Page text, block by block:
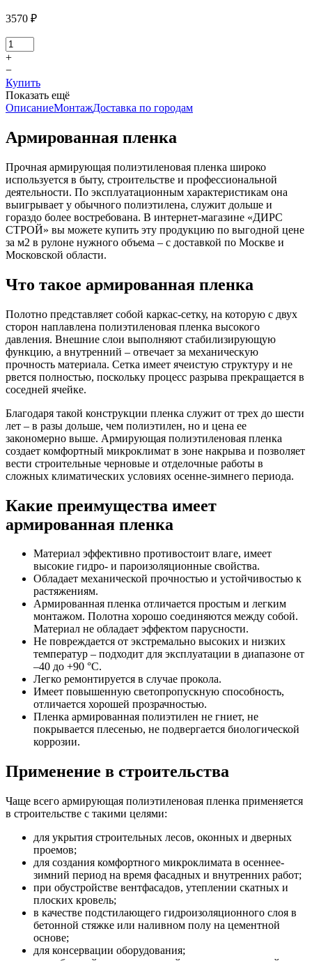
3570 ₽
+
−
Купить
Показать ещё
ОписаниеМонтажДоставка по городам
Армированная пленка
Прочная армирующая полиэтиленовая пленка широко
используется в быту, строительстве и профессиональной
деятельности. По эксплуатационным характеристикам она
выигрывает у обычного полиэтилена, служит дольше и
гораздо более востребована. В интернет-магазине «ДИРС
СТРОЙ» вы можете купить эту продукцию по выгодной цене
за м2 в рулоне нужного объема – с доставкой по Москве и
Московской области.
Что такое армированная пленка
Полотно представляет собой каркас-сетку, на которую с двух
сторон наплавлена полиэтиленовая пленка высокого
давления. Внешние слои выполняют стабилизирующую
функцию, а внутренний – отвечает за механическую
прочность материала. Сетка имеет ячеистую структуру и не
рвется полностью, поскольку процесс разрыва прекращается в
соседней ячейке.
Благодаря такой конструкции пленка служит от трех до шести
лет – в разы дольше, чем полиэтилен, но и цена ее
закономерно выше. Армирующая полиэтиленовая пленка
создает комфортный микроклимат в зоне накрыва и позволяет
вести строительные черновые и отделочные работы в
сложных климатических условиях осенне-зимнего периода.
Какие преимущества имеет
армированная пленка
Материал эффективно противостоит влаге, имеет
высокие гидро- и пароизоляционные свойства.
Обладает механической прочностью и устойчивостью к
растяжениям.
Армированная пленка отличается простым и легким
монтажом. Полотна хорошо соединяются между собой.
Материал не обладает эффектом парусности.
Не повреждается от экстремально высоких и низких
температур – подходит для эксплуатации в диапазоне от
–40 до +90 °С.
Легко ремонтируется в случае прокола.
Имеет повышенную светопропускную способность,
отличается хорошей прозрачностью.
Пленка армированная полиэтилен не гниет, не
покрывается плесенью, не подвергается биологической
коррозии.
Применение в строительства
Чаще всего армирующая полиэтиленовая пленка применяется
в строительстве с такими целями:
для укрытия строительных лесов, оконных и дверных
проемов;
для создания комфортного микроклимата в осеннее-
зимний период на время фасадных и внутренних работ;
при обустройстве вентфасадов, утеплении скатных и
плоских кровель;
в качестве подстилающего гидроизоляционного слоя в
бетонной стяжке или наливном полу на цементной
основе;
для консервации оборудования;